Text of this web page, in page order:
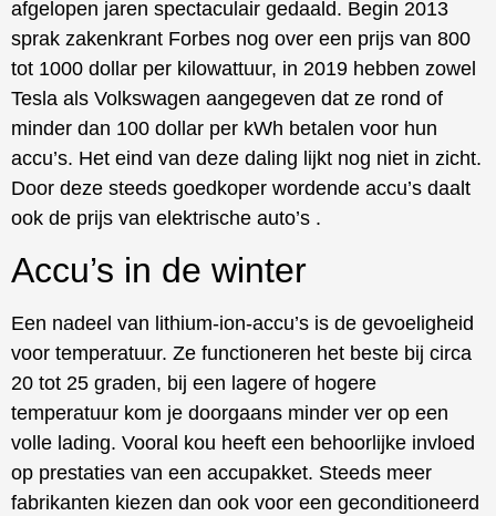
afgelopen jaren spectaculair gedaald. Begin 2013
sprak zakenkrant Forbes nog over een prijs van 800
tot 1000 dollar per kilowattuur, in 2019 hebben zowel
Tesla als Volkswagen aangegeven dat ze rond of
minder dan 100 dollar per kWh betalen voor hun
accu’s. Het eind van deze daling lijkt nog niet in zicht.
Door deze steeds goedkoper wordende accu’s daalt
ook de prijs van elektrische auto’s .
Accu’s in de winter
Een nadeel van lithium-ion-accu’s is de gevoeligheid
voor temperatuur. Ze functioneren het beste bij circa
20 tot 25 graden, bij een lagere of hogere
temperatuur kom je doorgaans minder ver op een
volle lading. Vooral kou heeft een behoorlijke invloed
op prestaties van een accupakket. Steeds meer
fabrikanten kiezen dan ook voor een geconditioneerd